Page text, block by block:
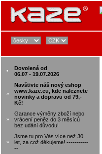
•
Dovolená od
06.07 - 19.07.2026
»
Navštivte náš nový eshop
www.kaze.eu, kde naleznete
novinky a dopravu od 79,-
Kč!
»
Garance výměny zboží nebo
vrácení peněz do 3 měsíců
bez udání důvodu!
»
Jsme tu pro Vás více než 30
let, za což děkujeme! -----------
--